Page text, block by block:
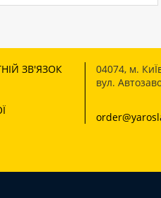
ЗВ'ЯЗОК
04074, м.
вул.